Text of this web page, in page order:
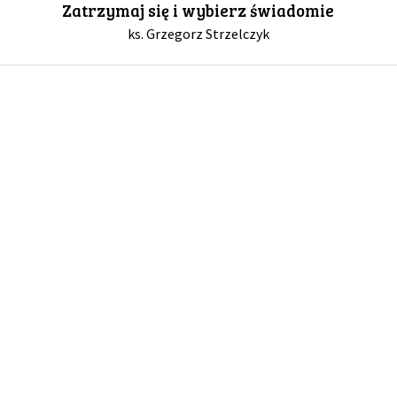
Zatrzymaj się i wybierz świadomie
ks. Grzegorz Strzelczyk